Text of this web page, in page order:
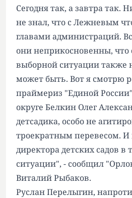
Сегодня так, а завтра так.
не знал, что с Лежневым
главами администраций.
они неприкосновенны, что
выборной ситуации также
может быть. Вот я смотрю
праймериз "Единой
округе Белкин Олег
детсадика, особо не
троекратным перевесом. И
директора детских садов в
ситуации", - сообщил
Виталий Рыбаков.
Руслан Перелыгин,